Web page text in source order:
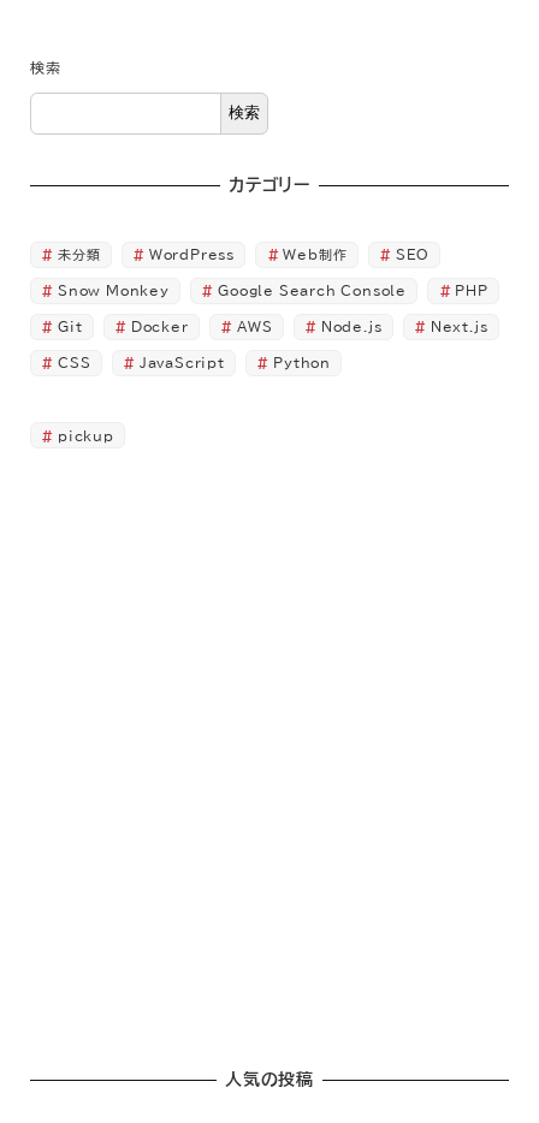
検索
検索
カテゴリー
未分類 WordPress Web制作 SEO
Snow Monkey Google Search Console PHP
Git Docker AWS Node.js Next.js
CSS JavaScript Python
pickup
人気の投稿